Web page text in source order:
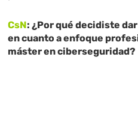
CsN: ¿Por qué decidiste
en cuanto a enfoque
máster en ciberseguridad?